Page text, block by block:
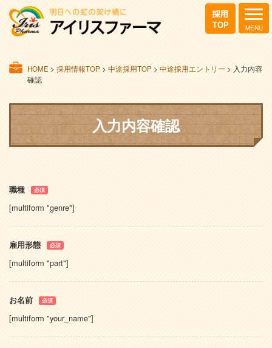
HOME > 採用情報TOP > 中途採用TOP > 中途採用エントリー > 入力内容
確認
入力内容確認
職種 必須
[multiform "genre"]
雇用形態 必須
[multiform "part"]
お名前 必須
[multiform "your_name"]